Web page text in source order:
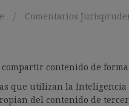
Comentarios
contenido de forma
que utilizan la Inteligencia
del contenido de